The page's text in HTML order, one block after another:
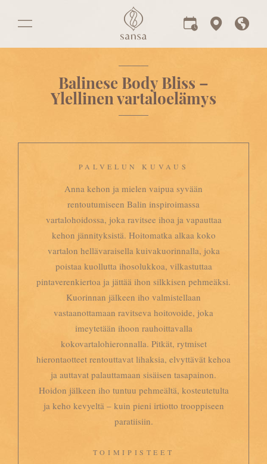
Balinese Body Bliss –
Ylellinen vartaloelämys
PALVELUN KUVAUS
Anna kehon ja mielen vaipua syvään
rentoutumiseen Balin inspiroimassa
vartalohoidossa, joka ravitsee ihoa ja vapauttaa
kehon jännityksistä. Hoitomatka alkaa koko
vartalon hellävaraisella kuivakuorinnalla, joka
poistaa kuollutta ihosolukkoa, vilkastuttaa
pintaverenkiertoa ja jättää ihon silkkisen pehmeäksi.
Kuorinnan jälkeen iho valmistellaan
vastaanottamaan ravitseva hoitovoide, joka
imeytetään ihoon rauhoittavalla
kokovartalohieronnalla. Pitkät, rytmiset
hierontaotteet rentouttavat lihaksia, elvyttävät kehoa
ja auttavat palauttamaan sisäisen tasapainon.
Hoidon jälkeen iho tuntuu pehmeältä, kosteutetulta
ja keho kevyeltä – kuin pieni irtiotto trooppiseen
paratiisiin.
TOIMIPISTEET